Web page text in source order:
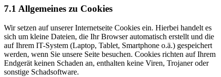
7.1 Allgemeines zu Cookies
Wir setzen auf unserer Internetseite Cookies ein. Hierbei handelt es
sich um kleine Dateien, die Ihr Browser automatisch erstellt und die
auf Ihrem IT-System (Laptop, Tablet, Smartphone o.ä.) gespeichert
werden, wenn Sie unsere Seite besuchen. Cookies richten auf Ihrem
Endgerät keinen Schaden an, enthalten keine Viren, Trojaner oder
sonstige Schadsoftware.